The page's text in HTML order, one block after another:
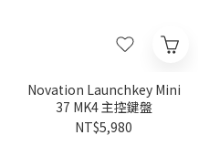
Novation Launchkey Mini
37 MK4 主控鍵盤
NT$5,980